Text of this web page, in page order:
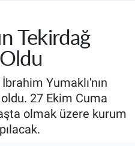
Tekirdağ
Yumaklı'nın
27 Ekim Cuma
olmak üzere kurum